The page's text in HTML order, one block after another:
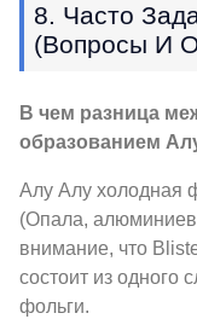
8. Часто
(Вопросы И
В чем разница
образованием
Алу Алу холодная
(Опала,
внимание, что
состоит из
фольги.